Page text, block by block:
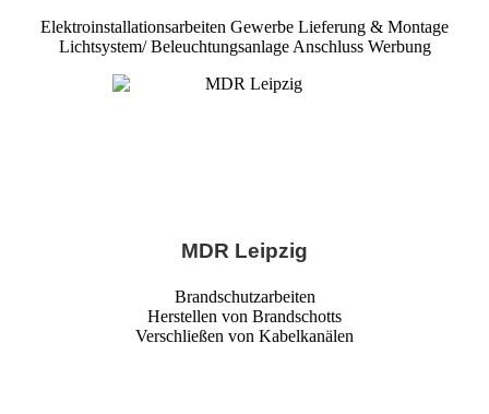
Elektroinstallationsarbeiten Gewerbe Lieferung & Montage
Lichtsystem/ Beleuchtungsanlage Anschluss Werbung
MDR Leipzig
Brandschutzarbeiten
Herstellen von Brandschotts
Verschließen von Kabelkanälen